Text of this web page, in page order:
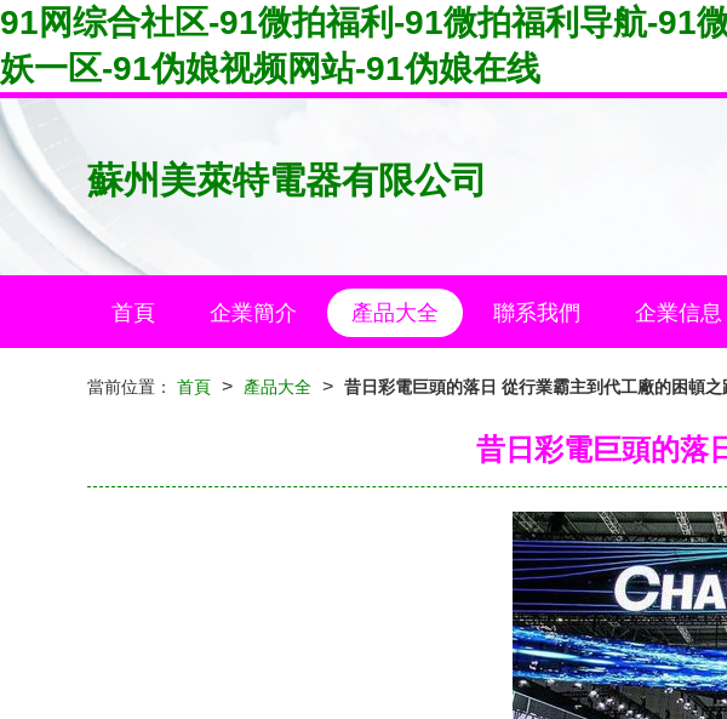
91网综合社区-91微拍福利-91微拍福利导航-91
妖一区-91伪娘视频网站-91伪娘在线
蘇州美萊特電器有限公司
首頁 企業簡介 產品大全 聯系我們 企業信息
當前位置： 首頁 > 產品大全 > 昔日彩電巨頭的落日 從行業霸主到代工廠的困頓之
昔日彩電巨頭的落